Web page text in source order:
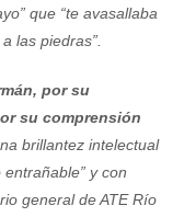
que “te avasallaba
las piedras”.
por su
su comprensión
brillantez intelectual
y con
general de ATE Río